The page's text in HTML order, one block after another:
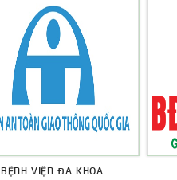
BỆNH VIỆN ĐA KHOA